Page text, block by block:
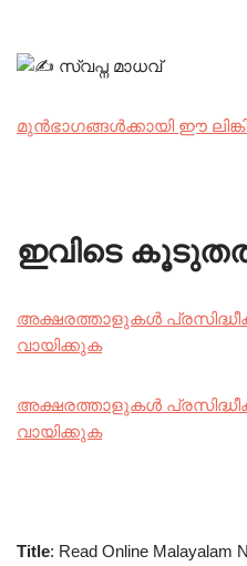
സ്വപ്ന മാധവ്
മുൻഭാഗങ്ങൾക്കായി ഈ
ഇവിടെ
അക്ഷരത്താളുകൾ
വായിക്കുക
അക്ഷരത്താളുകൾ
വായിക്കുക
Title: Read Online Malayalam